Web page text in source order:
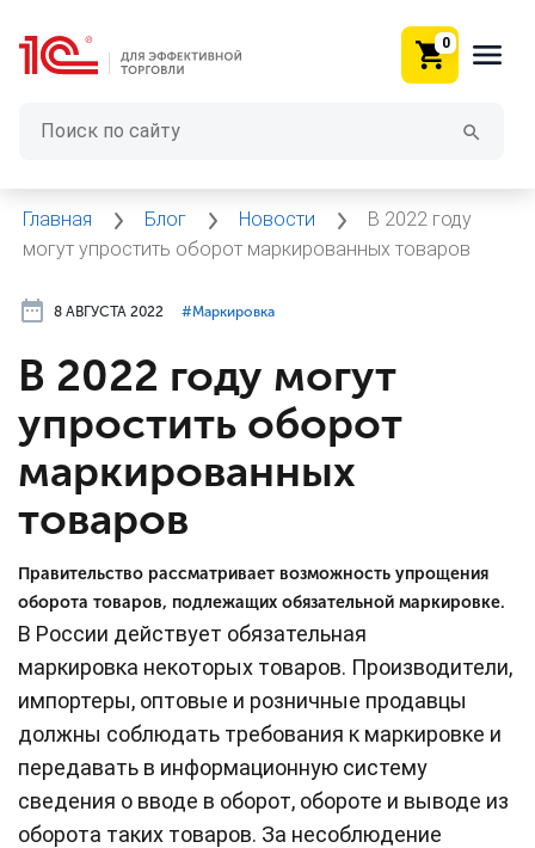
0
Главная Блог Новости
В 2022 году
могут упростить оборот маркированных товаров
8 АВГУСТА 2022 #⁣Маркировка
В 2022 году могут
упростить оборот
маркированных
товаров
Правительство рассматривает возможность упрощения
оборота товаров, подлежащих обязательной маркировке.
В России действует обязательная
маркировка некоторых товаров. Производители,
импортеры, оптовые и розничные продавцы
должны соблюдать требования к маркировке и
передавать в информационную систему
сведения о вводе в оборот, обороте и выводе из
оборота таких товаров. За несоблюдение